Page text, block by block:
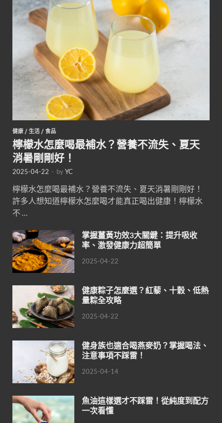
健康 / 生活 / 食品
檸檬水怎麼喝最補水？營養不流失、夏天
消暑剛剛好！
2025-04-22 - byYC
檸檬水怎麼喝最補水？營養不流失、夏天消暑剛剛好！
許多人想知道檸檬水怎麼喝才能真正喝出健康！檸檬水
不 …
掌握薑黃功效3大關鍵：提升吸收
率、激發健康力超簡單
2025-04-22
健康粽子怎麼選？紅藜、十穀、低熱
量粽全攻略
2025-04-22
健身族也適合喝燕麥奶？掌握喝法、
注意事項不踩雷！
2025-04-14
魚油這樣選才不踩雷！從純度到配方
一次看懂